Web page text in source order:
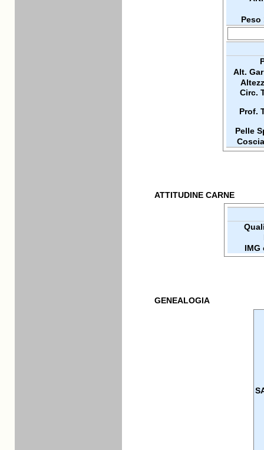
Peso
Alt.
Circ.
Prof.
Pelle
ATTITUDINE CARNE
IMG
GENEALOGIA